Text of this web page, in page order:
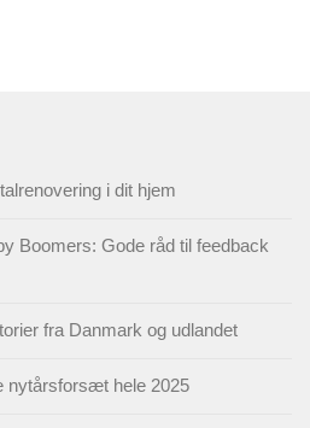
i dit hjem
Boomers: Gode råd til feedback
fra Danmark og udlandet
nytårsforsæt hele 2025